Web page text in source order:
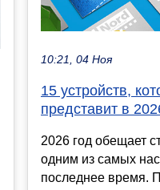
10:21, 04 Ноя
15 устройств,
представит в
2026 год обещает
одним из самых
последнее время.